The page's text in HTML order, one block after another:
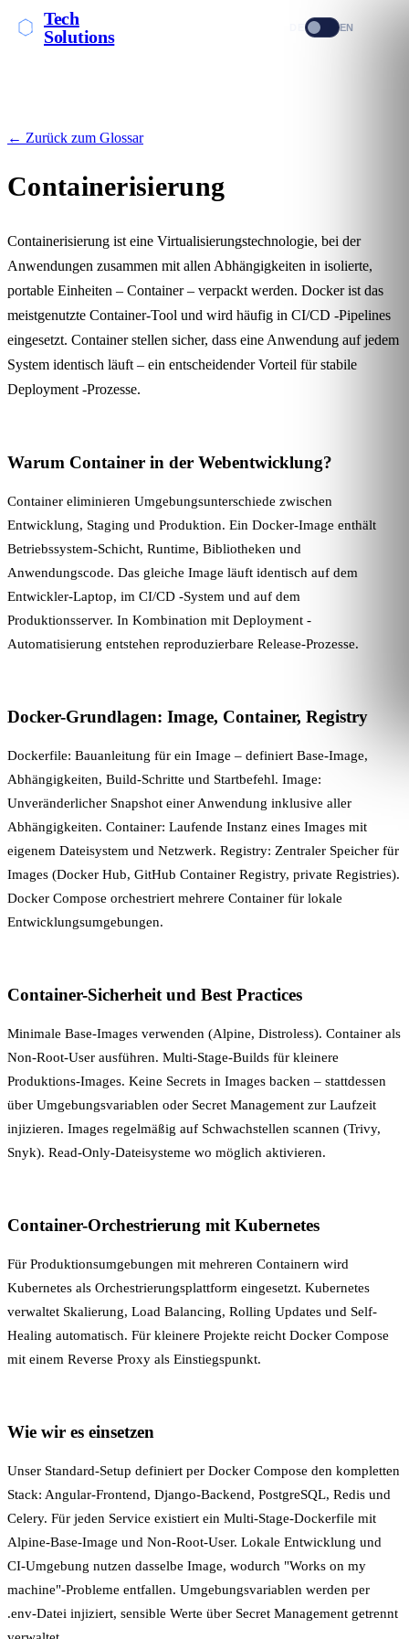
Tech
Solutions
EN
← Zurück zum Glossar
Containerisierung
Containerisierung ist eine Virtualisierungstechnologie, bei der
Anwendungen zusammen mit allen Abhängigkeiten in isolierte,
portable Einheiten – Container – verpackt werden. Docker ist das
meistgenutzte Container-Tool und wird häufig in CI/CD -Pipelines
eingesetzt. Container stellen sicher, dass eine Anwendung auf jedem
System identisch läuft – ein entscheidender Vorteil für stabile
Deployment -Prozesse.
Warum Container in der Webentwicklung?
Container eliminieren Umgebungsunterschiede zwischen
Entwicklung, Staging und Produktion. Ein Docker-Image enthält
Betriebssystem-Schicht, Runtime, Bibliotheken und
Anwendungscode. Das gleiche Image läuft identisch auf dem
Entwickler-Laptop, im CI/CD -System und auf dem
Produktionsserver. In Kombination mit Deployment -
Automatisierung entstehen reproduzierbare Release-Prozesse.
Docker-Grundlagen: Image, Container, Registry
Dockerfile: Bauanleitung für ein Image – definiert Base-Image,
Abhängigkeiten, Build-Schritte und Startbefehl. Image:
Unveränderlicher Snapshot einer Anwendung inklusive aller
Abhängigkeiten. Container: Laufende Instanz eines Images mit
eigenem Dateisystem und Netzwerk. Registry: Zentraler Speicher für
Images (Docker Hub, GitHub Container Registry, private Registries).
Docker Compose orchestriert mehrere Container für lokale
Entwicklungsumgebungen.
Container-Sicherheit und Best Practices
Minimale Base-Images verwenden (Alpine, Distroless). Container als
Non-Root-User ausführen. Multi-Stage-Builds für kleinere
Produktions-Images. Keine Secrets in Images backen – stattdessen
über Umgebungsvariablen oder Secret Management zur Laufzeit
injizieren. Images regelmäßig auf Schwachstellen scannen (Trivy,
Snyk). Read-Only-Dateisysteme wo möglich aktivieren.
Container-Orchestrierung mit Kubernetes
Für Produktionsumgebungen mit mehreren Containern wird
Kubernetes als Orchestrierungsplattform eingesetzt. Kubernetes
verwaltet Skalierung, Load Balancing, Rolling Updates und Self-
Healing automatisch. Für kleinere Projekte reicht Docker Compose
mit einem Reverse Proxy als Einstiegspunkt.
Wie wir es einsetzen
Unser Standard-Setup definiert per Docker Compose den kompletten
Stack: Angular-Frontend, Django-Backend, PostgreSQL, Redis und
Celery. Für jeden Service existiert ein Multi-Stage-Dockerfile mit
Alpine-Base-Image und Non-Root-User. Lokale Entwicklung und
CI-Umgebung nutzen dasselbe Image, wodurch "Works on my
machine"-Probleme entfallen. Umgebungsvariablen werden per
.env-Datei injiziert, sensible Werte über Secret Management getrennt